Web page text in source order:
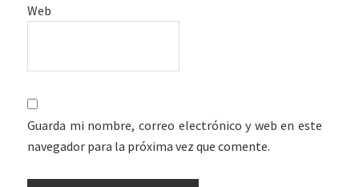
Web
Guarda mi nombre, correo electrónico y web en este
navegador para la próxima vez que comente.